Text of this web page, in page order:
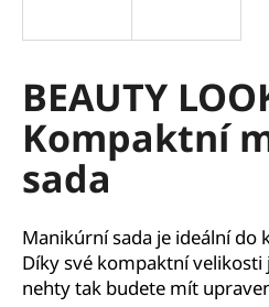
BEAUTY
Kompaktní
sada
Manikúrní sada je ideální do
Díky své kompaktní velikosti
nehty tak budete mít
í
t
?
HLEDAT